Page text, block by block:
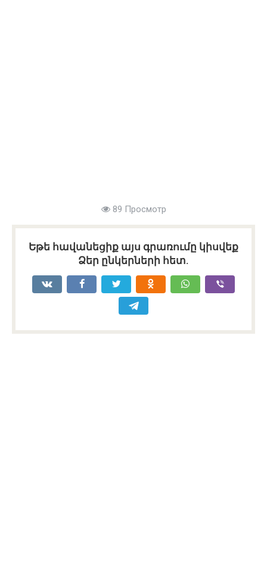
89 Просмотр
Եթե հավանեցիք այս գրառումը կիսվեք
Ձեր ընկերների հետ.